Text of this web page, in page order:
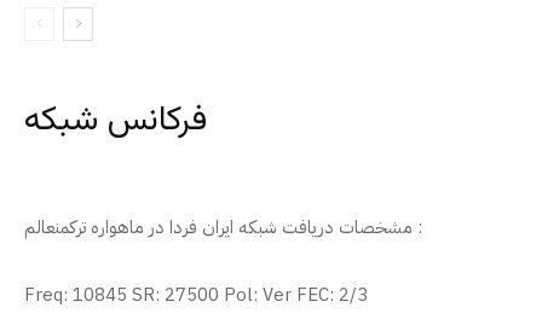
فرکانس شبکه
مشخصات دریافت شبکه ایران فردا در ماهواره ترکمنعالم :
Freq: 10845 SR: 27500 Pol: Ver FEC: 2/3